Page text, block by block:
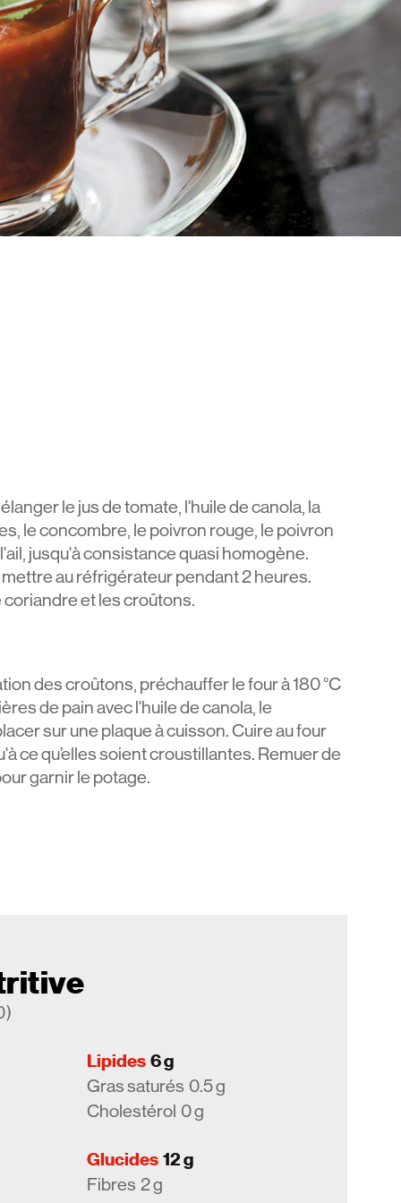
le jus de tomate, l'huile de canola, la
le concombre, le poivron rouge, le poivron
jusqu'à consistance quasi homogène.
au réfrigérateur pendant 2 heures.
et les croûtons.
des croûtons, préchauffer le four à 180 °C
de pain avec l'huile de canola, le
sur une plaque à cuisson. Cuire au four
ce qu’elles soient croustillantes. Remuer de
garnir le potage.
Lipides 6 g
Gras saturés 0.5 g
Cholestérol 0 g
Glucides 12 g
Fibres 2 g